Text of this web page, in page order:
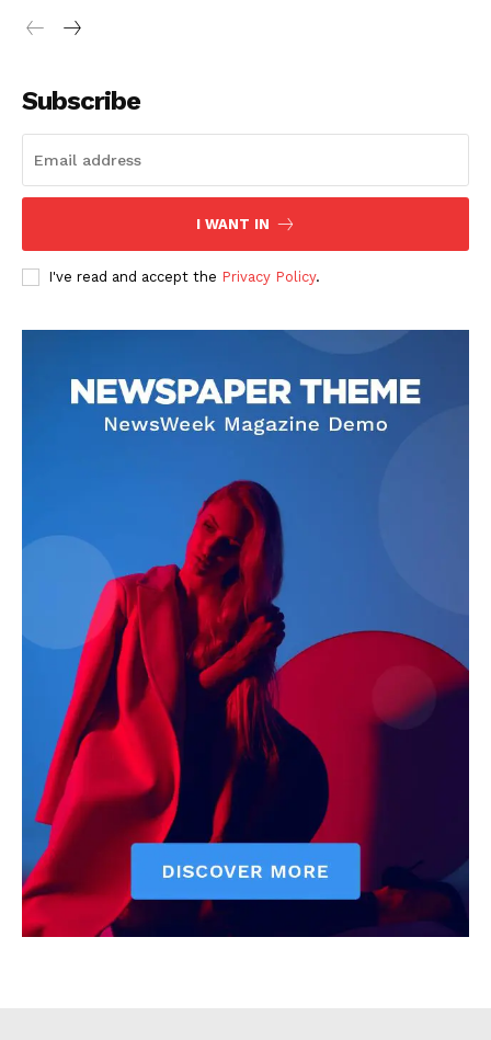
Subscribe
I WANT IN
I've read and accept the Privacy Policy.